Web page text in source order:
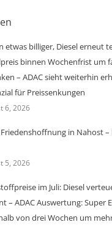
etwas billiger, Diesel erneut
binnen Wochenfrist um
– ADAC sieht weiterhin
für Preissenkungen
6, 2026
in Nahost –
5, 2026
im Juli: Diesel
– ADAC Auswertung: Super
von drei Wochen um